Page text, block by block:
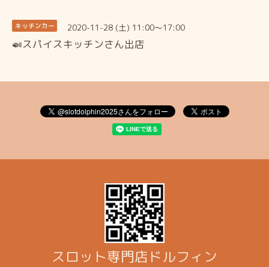
キッチンカー 2020-11-28 (土) 11:00～17:00
🍛スパイスキッチンさん出店
スロット専門店ドルフィン